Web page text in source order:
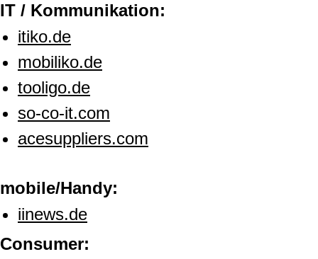
IT / Kommunikation:
itiko.de
mobiliko.de
tooligo.de
so-co-it.com
acesuppliers.com
mobile/Handy:
iinews.de
Consumer: